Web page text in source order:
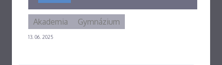
13. 06. 2025
Akademia Gymnázium